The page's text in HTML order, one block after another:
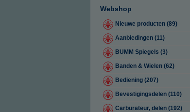
Webshop
Nieuwe producten (89)
Aanbiedingen (11)
BUMM Spiegels (3)
Banden & Wielen (62)
Bediening (207)
Bevestigingsdelen (110)
Carburateur, delen (192)